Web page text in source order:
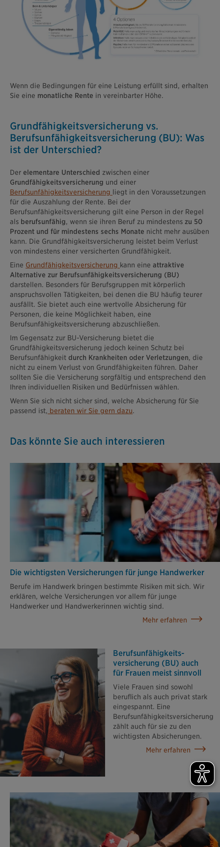
Wenn die Bedingungen für eine Leistung erfüllt sind, erhalten
Sie eine monatliche Rente in vereinbarter Höhe.
Grundfähigkeitsversicherung vs.
Berufsunfähigkeitsversicherung (BU): Was
ist der Unterschied?
Der elementare Unterschied zwischen einer
Grundfähigkeitsversicherung und einer
Berufsunfähigkeitsversicherung liegt in den Voraussetzungen
für die Auszahlung der Rente. Bei der
Berufsunfähigkeitsversicherung gilt eine Person in der Regel
als berufsunfähig, wenn sie ihren Beruf zu mindestens zu 50
Prozent und für mindestens sechs Monate nicht mehr ausüben
kann. Die Grundfähigkeitsversicherung leistet beim Verlust
von mindestens einer versicherten Grundfähigkeit.
Eine Grundfähigkeitsversicherung kann eine attraktive
Alternative zur Berufsunfähigkeitsversicherung (BU)
darstellen. Besonders für Berufsgruppen mit körperlich
anspruchsvollen Tätigkeiten, bei denen die BU häufig teurer
ausfällt. Sie bietet auch eine wertvolle Absicherung für
Personen, die keine Möglichkeit haben, eine
Berufsunfähigkeitsversicherung abzuschließen.
Im Gegensatz zur BU-Versicherung bietet die
Grundfähigkeitsversicherung jedoch keinen Schutz bei
Berufsunfähigkeit durch Krankheiten oder Verletzungen, die
nicht zu einem Verlust von Grundfähigkeiten führen. Daher
sollten Sie die Versicherung sorgfältig und entsprechend den
Ihren individuellen Risiken und Bedürfnissen wählen.
Wenn Sie sich nicht sicher sind, welche Absicherung für Sie
passend ist, beraten wir Sie gern dazu.
Das könnte Sie auch interessieren
Die wichtigsten Versicherungen für junge Handwerker
Berufe im Handwerk bringen bestimmte Risiken mit sich. Wir
erklären, welche Versicherungen vor allem für junge
Handwerker und Handwerkerinnen wichtig sind.
Mehr erfahren
Berufsunfähigkeits­
versicherung (BU) auch
für Frauen meist sinnvoll
Viele Frauen sind sowohl
beruflich als auch privat stark
eingespannt. Eine
Berufsunfähigkeitsversicherung
zählt auch für sie zu den
wichtigsten Absicherungen.
Mehr erfahren